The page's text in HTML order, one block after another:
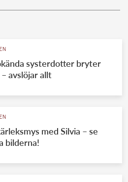
systerdotter bryter
avslöjar allt
med Silvia – se
bilderna!